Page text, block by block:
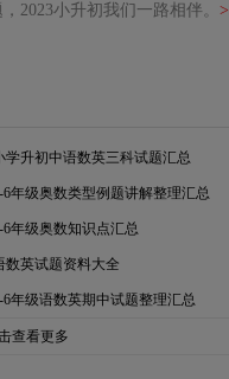
2023小升初我们一路相伴。
学升初中语数英三科试题汇总
6年级奥数类型例题讲解整理汇总
6年级奥数知识点汇总
数英试题资料大全
6年级语数英期中试题整理汇总
查看更多